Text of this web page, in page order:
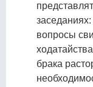
вопросы
брака